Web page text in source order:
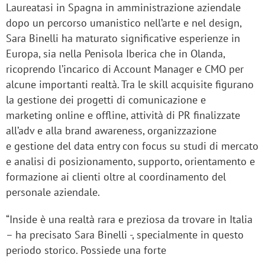
Laureatasi in Spagna in amministrazione aziendale
dopo un percorso umanistico nell’arte e nel design,
Sara Binelli ha maturato significative esperienze in
Europa, sia nella Penisola Iberica che in Olanda,
ricoprendo l’incarico di Account Manager e CMO per
alcune importanti realtà. Tra le skill acquisite figurano
la gestione dei progetti di comunicazione e
marketing online e offline, attività di PR finalizzate
all’adv e alla brand awareness, organizzazione
e gestione del data entry con focus su studi di mercato
e analisi di posizionamento, supporto, orientamento e
formazione ai clienti oltre al coordinamento del
personale aziendale.
“Inside è una realtà rara e preziosa da trovare in Italia
– ha precisato Sara Binelli -, specialmente in questo
periodo storico. Possiede una forte